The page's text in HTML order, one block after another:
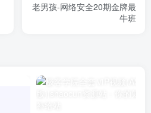
老男孩-网络安全20期金牌最
牛班